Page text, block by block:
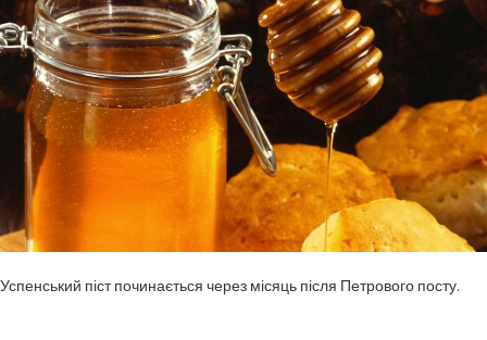
Успенський піст починається через місяць після Петрового посту.